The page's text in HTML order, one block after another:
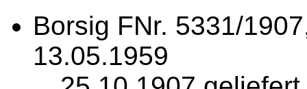
Borsig FNr. 5331/
13.05.1959